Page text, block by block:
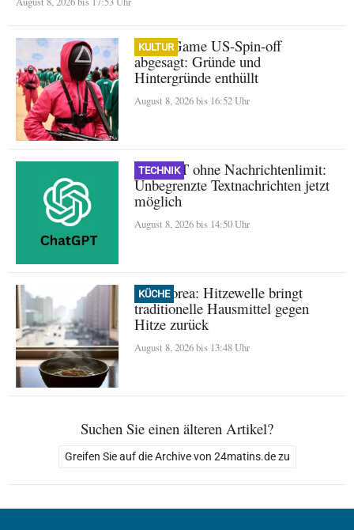
KULTUR
Squid Game US-Spin-off
abgesagt: Gründe und
Hintergründe enthüllt
August 8, 2026 bis 16:52 Uhr
TECHNIK
ChatGPT ohne Nachrichtenlimit:
Unbegrenzte Textnachrichten jetzt
möglich
August 8, 2026 bis 14:50 Uhr
KÜCHE
Nordkorea: Hitzewelle bringt
traditionelle Hausmittel gegen
Hitze zurück
August 8, 2026 bis 13:48 Uhr
Suchen Sie einen älteren Artikel?
Greifen Sie auf die Archive von 24matins.de zu